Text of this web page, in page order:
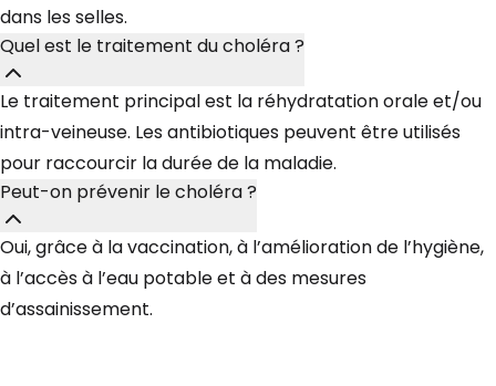
dans les selles.
Quel est le traitement du choléra ?
Le traitement principal est la réhydratation orale et/ou
intra-veineuse. Les antibiotiques peuvent être utilisés
pour raccourcir la durée de la maladie.
Peut-on prévenir le choléra ?
Oui, grâce à la vaccination, à l’amélioration de l’hygiène,
à l’accès à l’eau potable et à des mesures
d’assainissement.